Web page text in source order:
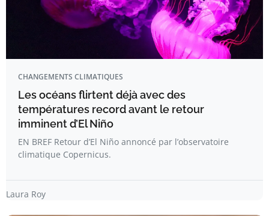
CHANGEMENTS CLIMATIQUES
Les océans flirtent déjà avec des
températures record avant le retour
imminent d’El Niño
EN BREF Retour d’El Niño annoncé par l’observatoire
climatique Copernicus.
Laura Roy